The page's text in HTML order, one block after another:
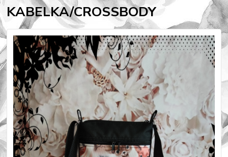
KABELKA/CROSSBODY